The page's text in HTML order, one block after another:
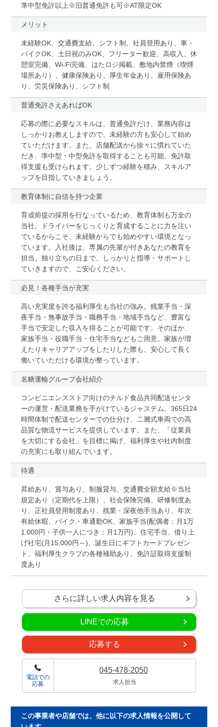
準中型免許以上※旧普通免許も可※AT限定OK
メリット
未経験OK、交通費支給、シフト制、社員登用あり、車・
バイクOK、土日祝のみOK、フリーター歓迎、高収入、休
憩室完備、Wi-Fi完備、はたロジ掲載、敷地内禁煙（喫煙
場所あり）、健康保険あり、厚生年金あり、雇用保険あ
り、労災保険あり、シフト制
普通免許さえあればOK
応募の際に必要なスキルは、普通免許だけ。業務内容は
しっかりお教えしますので、未経験の方も安心して始め
ていただけます。また、店舗配送から徐々に慣れていた
だき、準中型・中型免許を取得することも可能。免許取
得支援も受けられます。少しずつ経験を積み、スキルア
ップを目指していきましょう。
教育体制に自信を持つ企業
育成前提の採用を行なっているため、教育体制も万全の
当社。ドライバーをじっくりと育成することに力を注い
でいるからこそ、未経験からでも始めやすい環境となっ
ています。入社後は、専属の先輩が付きあなたの教育を
担当。独り立ちの日まで、しっかりと指導・サポートし
ていきますので、ご安心ください。
必見！各種手当が充実
高い充実度を誇る福利厚生も当社の強み。残業手当・深
夜手当・無事故手当・職務手当・地域手当など、豊富な
手当で安定した収入を得ることが可能です。そのほか、
家族手当・役職手当・住宅手当などもご用意。家族が増
えたりキャリアアップをしたりした際も、安心して長く
働いていただける環境が整っています。
名糖運輸グループ会社紹介
コンビニエンスストア向けのチルド食品共同配送センタ
ーの運営・配送業務を手がけているジャステム。365日24
時間体制で配送センターでの仕分け、二層式車両での高
品質な物流サービスを提供しています。また、「従業員
を大切にする会社」を目標に掲げ、福利厚生や社内制度
の充実にも取り組んでいます。
待遇
昇給あり、賞与あり、制服貸与、交通費全額支給※当社
規定あり（定期代を上限）、社会保険完備、研修制度あ
り、正社員登用制度あり、残業・深夜他手当あり、年次
有給休暇、バイク・車通勤OK、家族手当(配偶者：月1万
1,000円・子供一人につき：月1万円)、住宅手当、借り上
げ社宅(月15,000円～)、誕生日にギフトカードプレゼン
ト、福利厚生クラブの各種補助あり、免許証取得支援制
度あり
さらに詳しい求人内容を見る
LINEでの応募
応募する
電話での
応募
045-478-2050
求人担当
この事業者や店舗では、他に以下の求人情報を公開して